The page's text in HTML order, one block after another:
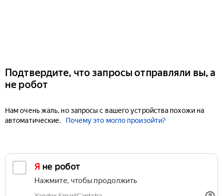
Подтвердите, что запросы отправляли вы, а
не робот
Нам очень жаль, но запросы с вашего устройства похожи на
автоматические.
Почему это могло произойти?
Я не робот
Нажмите, чтобы продолжить